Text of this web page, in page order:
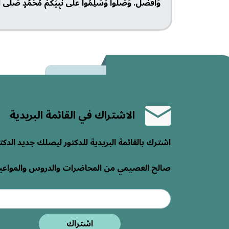
الاشتراك في القائمة البريدية
اشترك بالقائمة البريدية للدكتور ليصلك جديد
صالح العصيمي من المحاضرات والدروس
اشتراك